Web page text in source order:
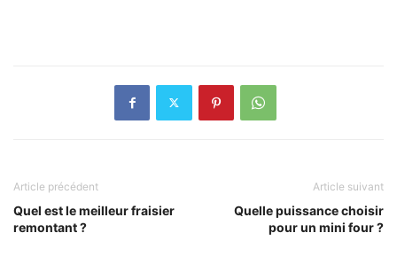
Article précédent
Quel est le meilleur fraisier
remontant ?
Article suivant
Quelle puissance choisir
pour un mini four ?